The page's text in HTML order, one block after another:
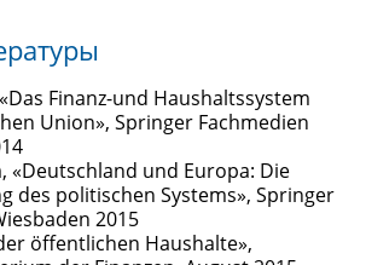
Finanz-und Haushaltssystem
Union», Springer Fachmedien
«Deutschland und Europa: Die
des politischen Systems», Springer
2015
öffentlichen Haushalte»,